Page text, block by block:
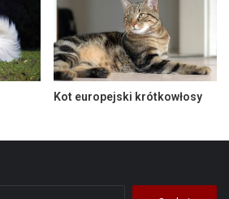
Kot europejski krótkowłosy